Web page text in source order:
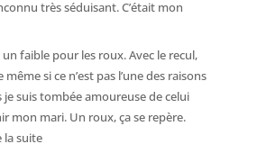
très séduisant. C’était mon
un faible pour les roux. Avec le recul,
si ce n’est pas l’une des raisons
je suis tombée amoureuse de celui
mon mari. Un roux, ça se repère.
la suite: